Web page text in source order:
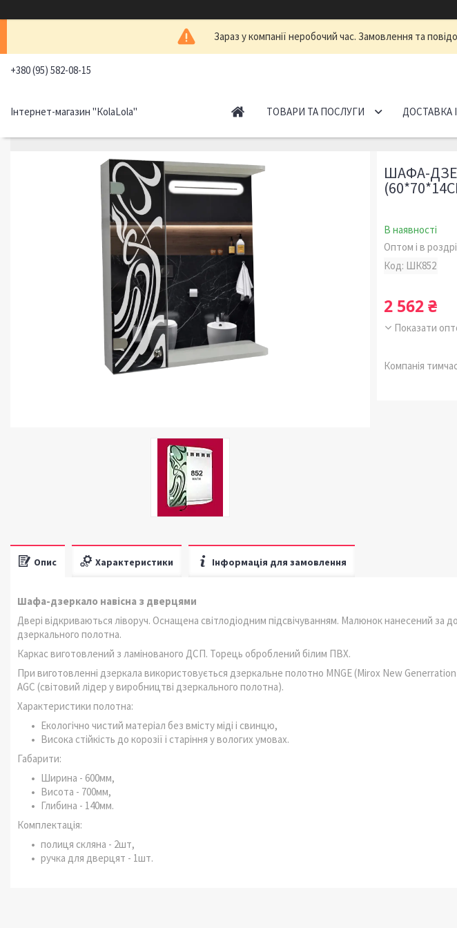
Зараз у компанії неробочий час. Замовлення та
+380 (95) 582-08-15
Інтернет-магазин "КоlaLola" ТОВАРИ ТА ПОСЛУГИ ДОСТАВКА
ШАФА-
В наявності
Оптом і в
Код: ШК852
2 562 ₴
Показати
Компанія
Опис Характеристики Інформація для замовлення
Шафа-дзеркало навісна з дверцями
Двері відкриваються ліворуч. Оснащена світлодіодним підсвічуванням. Малюнок нанесений за
дзеркального полотна.
Каркас виготовлений з ламінованого ДСП. Торець оброблений білим ПВХ.
При виготовленні дзеркала використовується дзеркальне полотно MNGE (Mirox New
AGC (світовий лідер у виробництві дзеркального полотна).
Характеристики полотна:
Екологічно чистий матеріал без вмісту міді і свинцю,
Висока стійкість до корозії і старіння у вологих умовах.
Габарити:
Ширина - 600мм,
Висота - 700мм,
Глибина - 140мм.
Комплектація:
полиця скляна - 2шт,
ручка для дверцят - 1шт.